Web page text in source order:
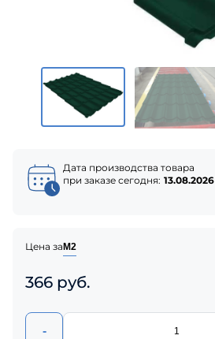
Дата производства товара
при заказе сегодня: 13.08.2026
Цена за М2
366 руб.
-